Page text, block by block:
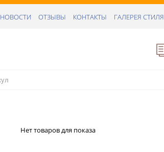
НОВОСТИ ОТЗЫВЫ КОНТАКТЫ ГАЛЕРЕЯ СТИЛЯ
Нет товаров для показа